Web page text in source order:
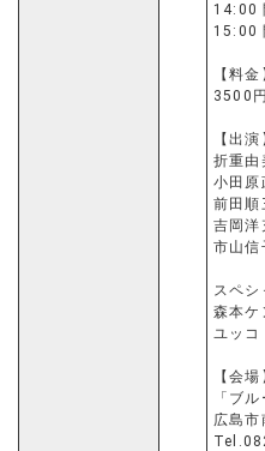
14:00
15:00
【料金
3500
【出演
折重
小田
前田
吉岡
市山
スペシ
森本
ユッ
【会場
「ブ
広島